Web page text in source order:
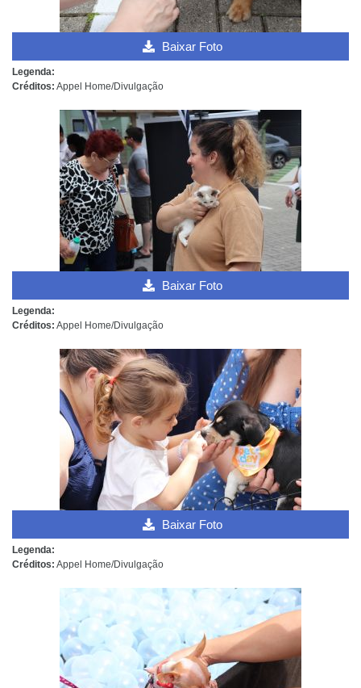
Baixar Foto
Legenda:
Créditos: Appel Home/Divulgação
Baixar Foto
Legenda:
Créditos: Appel Home/Divulgação
Baixar Foto
Legenda:
Créditos: Appel Home/Divulgação